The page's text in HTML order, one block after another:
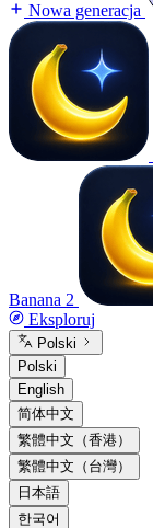
Nowa generacja
Banana 2
Eksploruj
Polski
Polski
English
简体中文
繁體中文（香港）
繁體中文（台灣）
日本語
한국어